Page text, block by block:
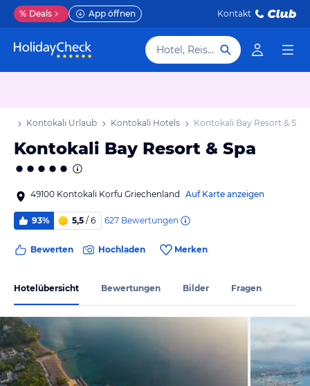
% Deals App öffnen Kontakt
Hotel, Reiseziel
Kontokali Urlaub Kontokali Hotels Kontokali Bay Resort & Spa
Kontokali Bay Resort & Spa
49100 Kontokali Korfu Griechenland Auf Karte anzeigen
93% 5,5 / 6 627 Bewertungen
Bewerten Hochladen Merken
Hotelübersicht Bewertungen Bilder Fragen